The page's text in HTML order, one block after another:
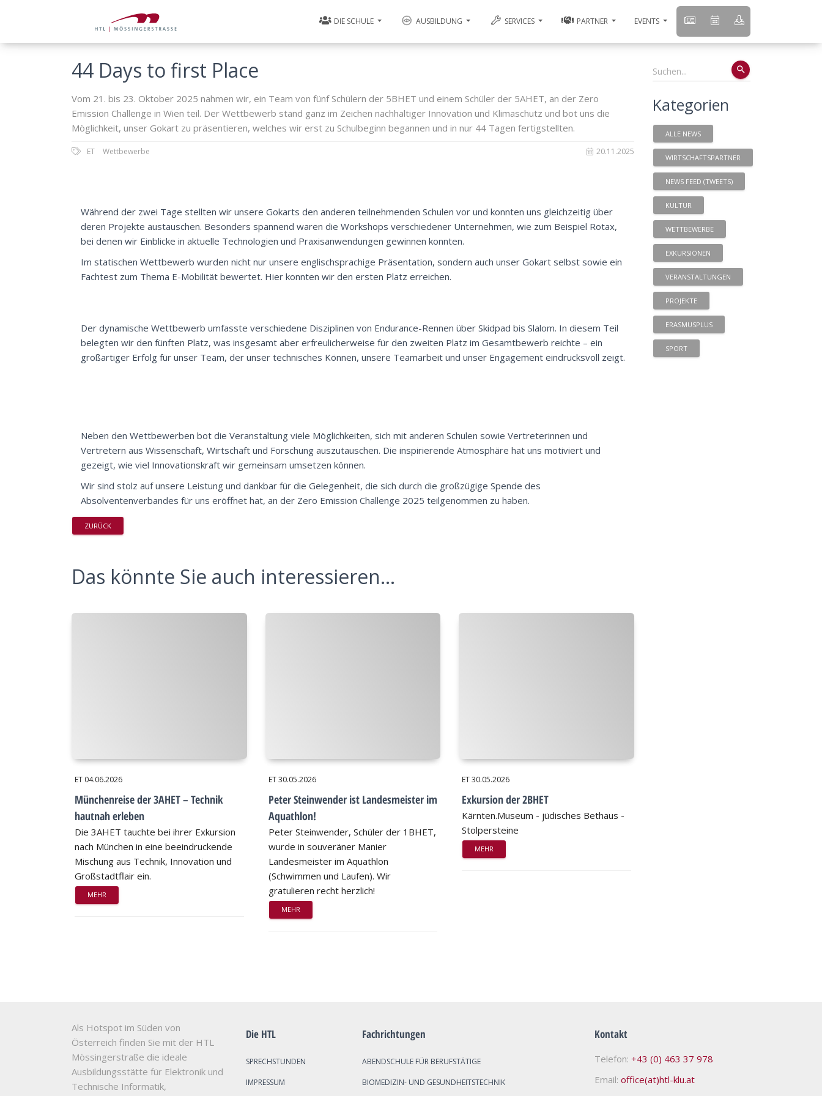
DIE SCHULE AUSBILDUNG SERVICES PARTNER EVENTS
44 Days to first Place
Vom 21. bis 23. Oktober 2025 nahmen wir, ein Team von fünf Schülern der 5BHET und einem Schüler der 5AHET, an der Zero
Emission Challenge in Wien teil. Der Wettbewerb stand ganz im Zeichen nachhaltiger Innovation und Klimaschutz und bot uns die
Möglichkeit, unser Gokart zu präsentieren, welches wir erst zu Schulbeginn begannen und in nur 44 Tagen fertigstellten.
20.11.2025
ET Wettbewerbe
Während der zwei Tage stellten wir unsere Gokarts den anderen teilnehmenden Schulen vor und konnten uns gleichzeitig über
deren Projekte austauschen. Besonders spannend waren die Workshops verschiedener Unternehmen, wie zum Beispiel Rotax,
bei denen wir Einblicke in aktuelle Technologien und Praxisanwendungen gewinnen konnten.
Im statischen Wettbewerb wurden nicht nur unsere englischsprachige Präsentation, sondern auch unser Gokart selbst sowie ein
Fachtest zum Thema E-Mobilität bewertet. Hier konnten wir den ersten Platz erreichen.
Der dynamische Wettbewerb umfasste verschiedene Disziplinen von Endurance-Rennen über Skidpad bis Slalom. In diesem Teil
belegten wir den fünften Platz, was insgesamt aber erfreulicherweise für den zweiten Platz im Gesamtbewerb reichte – ein
großartiger Erfolg für unser Team, der unser technisches Können, unsere Teamarbeit und unser Engagement eindrucksvoll zeigt.
Neben den Wettbewerben bot die Veranstaltung viele Möglichkeiten, sich mit anderen Schulen sowie Vertreterinnen und
Vertretern aus Wissenschaft, Wirtschaft und Forschung auszutauschen. Die inspirierende Atmosphäre hat uns motiviert und
gezeigt, wie viel Innovationskraft wir gemeinsam umsetzen können.
Wir sind stolz auf unsere Leistung und dankbar für die Gelegenheit, die sich durch die großzügige Spende des
Absolventenverbandes für uns eröffnet hat, an der Zero Emission Challenge 2025 teilgenommen zu haben.
ZURÜCK
Das könnte Sie auch interessieren...
ET 04.06.2026
Münchenreise der 3AHET – Technik
hautnah erleben
Die 3AHET tauchte bei ihrer Exkursion
nach München in eine beeindruckende
Mischung aus Technik, Innovation und
Großstadtflair ein.
MEHR
ET30.05.2026
Peter Steinwender ist Landesmeister im
Aquathlon!
Peter Steinwender, Schüler der 1BHET,
wurde in souveräner Manier
Landesmeister im Aquathlon
(Schwimmen und Laufen). Wir
gratulieren recht herzlich!
MEHR
ET30.05.2026
Exkursion der 2BHET
Kärnten.Museum - jüdisches Bethaus -
Stolpersteine
MEHR
search
Kategorien
ALLE NEWS
WIRTSCHAFTSPARTNER
NEWS FEED (TWEETS)
KULTUR
WETTBEWERBE
EXKURSIONEN
VERANSTALTUNGEN
PROJEKTE
ERASMUSPLUS
SPORT
Als Hotspot im Süden von
Österreich finden Sie mit der HTL
Mössingerstraße die ideale
Ausbildungsstätte für Elektronik und
Technische Informatik,
Die HTL
SPRECHSTUNDEN
IMPRESSUM
Fachrichtungen
ABENDSCHULE FÜR BERUFSTÄTIGE
BIOMEDIZIN- UND GESUNDHEITSTECHNIK
Kontakt
Telefon: +43 (0) 463 37 978
Email: office(at)htl-klu.at